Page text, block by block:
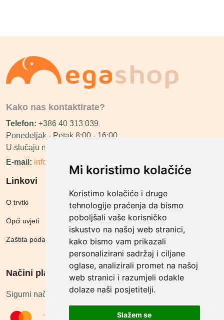
Mi koristimo kolačiće
Koristimo kolačiće i druge
tehnologije praćenja da bismo
poboljšali vaše korisničko
iskustvo na našoj web stranici,
kako bismo vam prikazali
personalizirani sadržaj i ciljane
oglase, analizirali promet na našoj
web stranici i razumjeli odakle
dolaze naši posjetitelji.
Slažem se
Kako nas kontaktirate?
Telefon: +386 40 313 039
Ponedeljak - Petak 8:00 - 16:00
U slučaju neraspoloživosti ćemo vas nazvati.
E-mail: info@megashop.hr
Linkovi
O trvtki
Opći uvjeti
Zaštita podataka
Načini plačanja
Sigurni načini plaćanja